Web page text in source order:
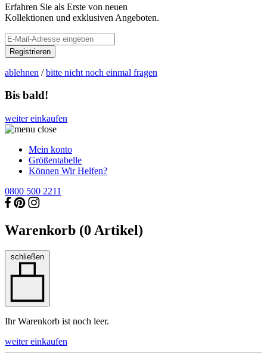
Erfahren Sie als Erste von neuen
Kollektionen und exklusiven Angeboten.
Registrieren
ablehnen /bitte nicht noch einmal fragen
Bis bald!
weiter einkaufen
Mein konto
Größentabelle
Können Wir Helfen?
0800 500 2211
Warenkorb (0 Artikel)
schließen
Ihr Warenkorb ist noch leer.
weiter einkaufen